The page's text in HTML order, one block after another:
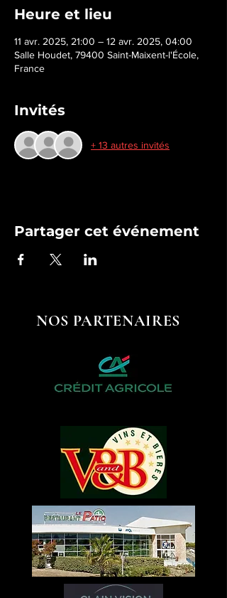
Heure et lieu
11 avr. 2025, 21:00 – 12 avr. 2025, 04:00
Salle Houdet, 79400 Saint-Maixent-l'École,
France
Invités
+ 13 autres invités
Partager cet événement
NOS PARTENAIRES